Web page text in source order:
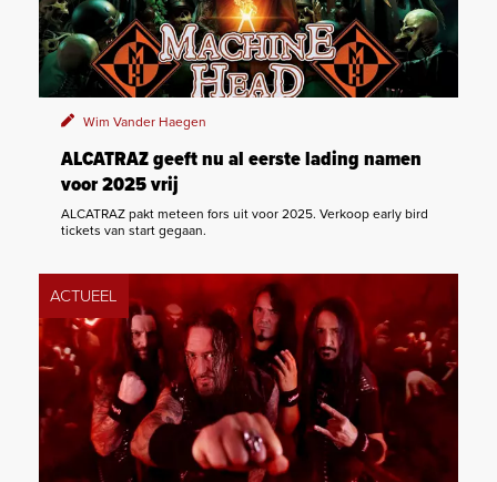
Wim Vander Haegen
ALCATRAZ geeft nu al eerste lading namen
voor 2025 vrij
ALCATRAZ pakt meteen fors uit voor 2025. Verkoop early bird
tickets van start gegaan.
ACTUEEL